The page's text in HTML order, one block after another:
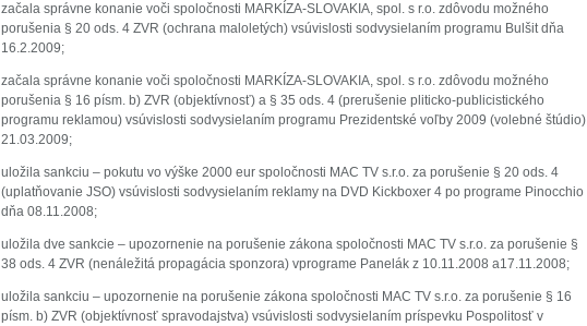
začala správne konanie voči spoločnosti MARKÍZA-SLOVAKIA, spol. s r.o. zdôvodu možného
porušenia § 20 ods. 4 ZVR (ochrana maloletých) vsúvislosti sodvysielaním programu Bulšit dňa
16.2.2009;
začala správne konanie voči spoločnosti MARKÍZA-SLOVAKIA, spol. s r.o. zdôvodu možného
porušenia § 16 písm. b) ZVR (objektívnosť) a § 35 ods. 4 (prerušenie pliticko-publicistického
programu reklamou) vsúvislosti sodvysielaním programu Prezidentské voľby 2009 (volebné štúdio)
21.03.2009;
uložila sankciu – pokutu vo výške 2000 eur spoločnosti MAC TV s.r.o. za porušenie § 20 ods. 4
(uplatňovanie JSO) vsúvislosti sodvysielaním reklamy na DVD Kickboxer 4 po programe Pinocchio
dňa 08.11.2008;
uložila dve sankcie – upozornenie na porušenie zákona spoločnosti MAC TV s.r.o. za porušenie §
38 ods. 4 ZVR (nenáležitá propagácia sponzora) vprograme Panelák z 10.11.2008 a17.11.2008;
uložila sankciu – upozornenie na porušenie zákona spoločnosti MAC TV s.r.o. za porušenie § 16
písm. b) ZVR (objektívnosť spravodajstva) vsúvislosti sodvysielaním príspevku Pospolitosť v